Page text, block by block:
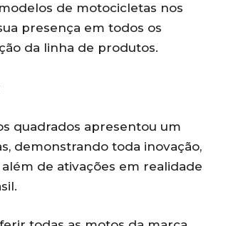
de motocicletas nos
presença em todos os
da linha de produtos.
quadrados apresentou um
demonstrando toda inovação,
de ativações em realidade